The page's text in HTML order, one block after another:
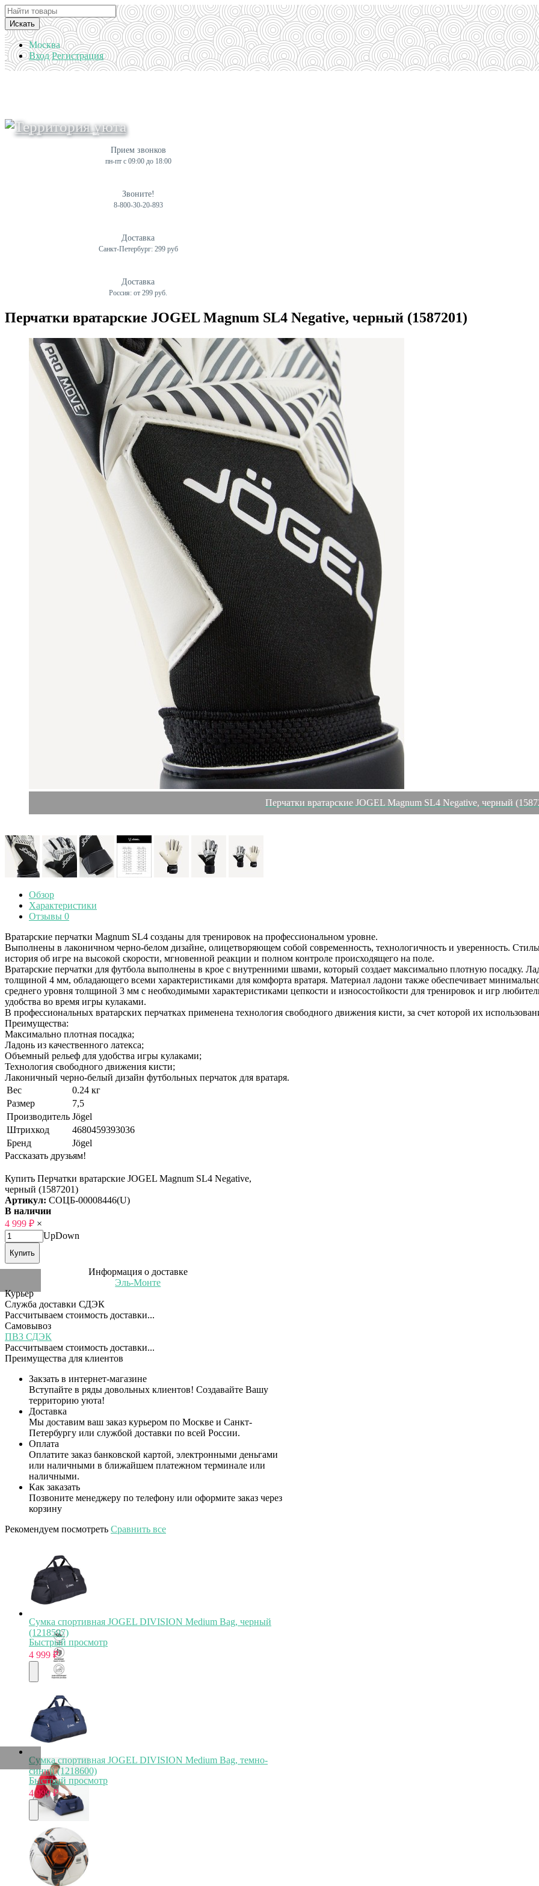
Искать
Москва
Вход Регистрация
Прием звонков
пн-пт с 09:00 до 18:00
Звоните!
8-800-30-20-893
Доставка
Санкт-Петербург: 299 руб
Доставка
Россия: от 299 руб.
Перчатки вратарские JOGEL Magnum SL4 Negative, черный (1587201)
Перчатки вратарские JOGEL Magnum SL4 Negative, черный
Обзор
Характеристики
Отзывы 0
Вратарские перчатки Magnum SL4 созданы для тренировок на профессиональном уровне.
Выполнены в лаконичном черно-белом дизайне, олицетворяющем собой современность, технологичность и уверенность.
история об игре на высокой скорости, мгновенной реакции и полном контроле происходящего на поле.
Вратарские перчатки для футбола выполнены в крое с внутренними швами, который создает максимально плотную посадку.
толщиной 4 мм, обладающего всеми характеристиками для комфорта вратаря. Материал ладони также обеспечивает
среднего уровня толщиной 3 мм с необходимыми характеристиками цепкости и износостойкости для тренировок и игр
удобства во время игры кулаками.
В профессиональных вратарских перчатках применена технология свободного движения кисти, за счет которой их
Преимущества:
Максимально плотная посадка;
Ладонь из качественного латекса;
Объемный рельеф для удобства игры кулаками;
Технология свободного движения кисти;
Лаконичный черно-белый дизайн футбольных перчаток для вратаря.
Вес
0.24 кг
Размер
7,5
Производитель Jögel
Штрихкод
4680459393036
Бренд
Jögel
Рассказать друзьям!
Купить Перчатки вратарские JOGEL Magnum SL4 Negative,
черный (1587201)
Артикул: СОЦБ-00008446(U)
В наличии
4 999 ₽ ×
UpDown
Купить
Информация о доставке
Эль-Монте
Курьер
Служба доставки СДЭК
Рассчитываем стоимость доставки...
Самовывоз
ПВЗ СДЭК
Рассчитываем стоимость доставки...
Преимущества для клиентов
Закзать в интернет-магазине
Вступайте в ряды довольных клиентов! Создавайте Вашу
территорию уюта!
Доставка
Мы доставим ваш заказ курьером по Москве и Санкт-
Петербургу или службой доставки по всей России.
Оплата
Оплатите заказ банковской картой, электронными деньгами
или наличными в ближайшем платежном терминале или
наличными.
Как заказать
Позвоните менеджеру по телефону или оформите заказ через
корзину
Рекомендуем посмотреть Сравнить все
Сумка спортивная JOGEL DIVISION Medium Bag, черный
(1218597)
Быстрый просмотр
4 999 ₽
Сумка спортивная JOGEL DIVISION Medium Bag, темно-
синий (1218600)
Быстрый просмотр
4 999₽